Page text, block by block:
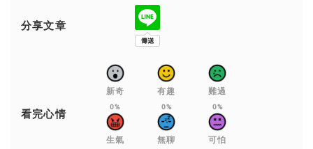
分享文章
看完心情
新奇
0%
有趣
0%
難過
0%
生氣 無聊 可怕